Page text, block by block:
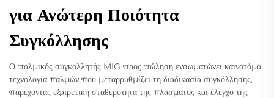
για Ανώτερη Ποιότητα
Συγκόλλησης
Ο παλμικός συγκολλητής MIG προς πώληση ενσωματώνει καινοτόμα
τεχνολογία παλμών που μεταρρυθμίζει τη διαδικασία συγκόλλησης,
παρέχοντας εξαιρετική σταθερότητα της πλάσματος και έλεγχο της